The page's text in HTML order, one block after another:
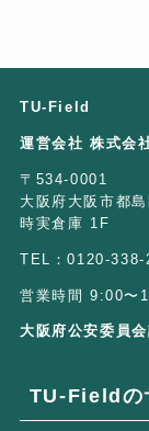
TU-Field
運営会社 株式会
〒534-0001
大阪府大阪市都
時実倉庫 1F
TEL：0120-338-
営業時間 9:00〜
大阪府公安委員
TU-Fieldの